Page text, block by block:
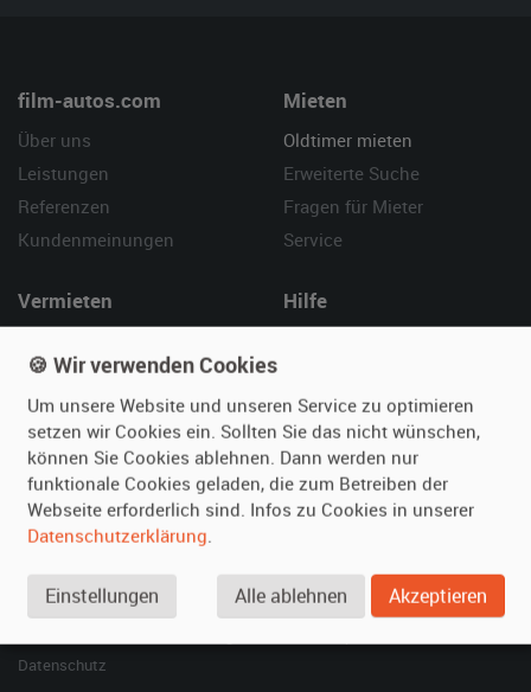
film-autos.com
Über uns
Leistungen
Referenzen
Kundenmeinungen
Mieten
Oldtimer mieten
Erweiterte Suche
Fragen für Mieter
Service
Vermieten
Fotos senden
Fragen für Vermieter
Inserat verwalten
Hilfe
Kontakt
SPECIAL
Berühmte Filmautos –
Datenschutz
🍪 Wir verwenden Cookies
Um unsere Website und unseren Service zu optimieren
setzen wir Cookies ein. Sollten Sie das nicht wünschen,
können Sie Cookies ablehnen. Dann werden nur
funktionale Cookies geladen, die zum Betreiben der
Webseite erforderlich sind. Infos zu Cookies in unserer
Datenschutzerklärung.
Einstellungen Alle ablehnen Akzeptieren